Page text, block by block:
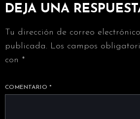
DEJA UNA
Tu dirección de correo
publicada. Los campos
con *
COMENTARIO*